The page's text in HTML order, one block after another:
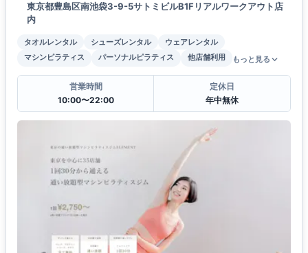
東京都豊島区南池袋3-9-5サトミビルB1Fリアルワークアウト店
内
タオルレンタル シューズレンタル
ウェアレンタル
マシンピラティス
パーソナルピラティス 他店舗利用 もっと見る
営業時間
10:00〜22:00
定休日
年中無休